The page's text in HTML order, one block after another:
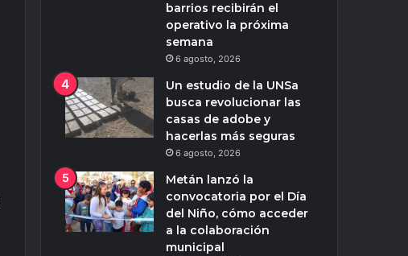
barrios recibirán el
operativo la próxima
semana
6 agosto, 2026
Un estudio de la UNSa
busca revolucionar las
casas de adobe y
hacerlas más seguras
6 agosto, 2026
Metán lanzó la
convocatoria por el Día
del Niño, cómo acceder
a la colaboración
municipal